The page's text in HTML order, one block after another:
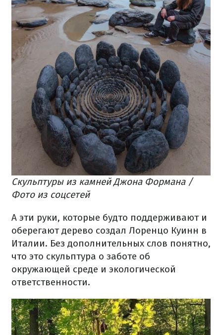
Скульптуры из камней Джона Формана /
Фото из соцсетей
А эти руки, которые будто поддерживают и
оберегают дерево создал Лоренцо Куинн в
Италии. Без дополнительных слов понятно,
что это скульптура о заботе об
окружающей среде и экологической
ответственности.